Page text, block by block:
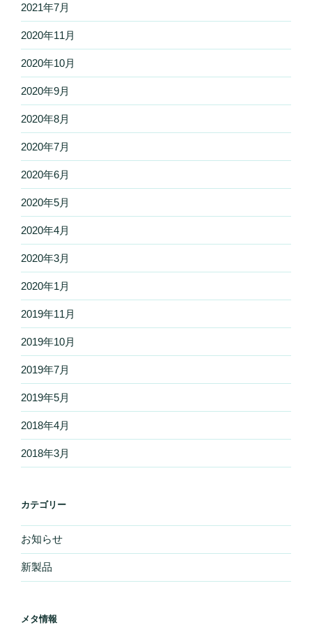
2021年7月
2020年11月
2020年10月
2020年9月
2020年8月
2020年7月
2020年6月
2020年5月
2020年4月
2020年3月
2020年1月
2019年11月
2019年10月
2019年7月
2019年5月
2018年4月
2018年3月
カテゴリー
お知らせ
新製品
メタ情報